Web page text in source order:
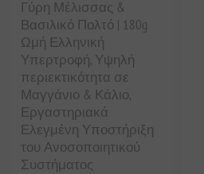
Γύρη Μέλισσας &
Βασιλικό Πολτό | 180g
Ωμή Ελληνική
Υπερτροφή, Υψηλή
περιεκτικότητα σε
Μαγγάνιο & Κάλιο,
Εργαστηριακά
Ελεγμένη Υποστήριξη
του Ανοσοποιητικού
Συστήματος